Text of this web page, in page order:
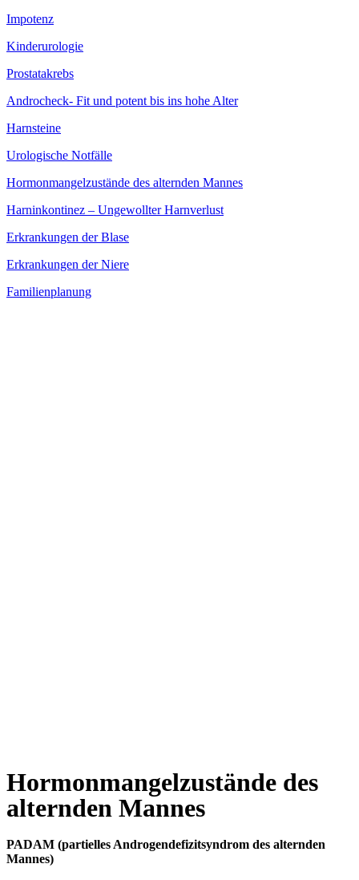
Impotenz
Kinderurologie
Prostatakrebs
Androcheck- Fit und potent bis ins hohe Alter
Harnsteine
Urologische Notfälle
Hormonmangel­zustände des alternden Mannes
Harninkontinez – Ungewollter Harnverlust
Erkrankungen der Blase
Erkrankungen der Niere
Familienplanung
Hormonmangel­zustände des
alternden Mannes
PADAM (partielles Androgendefizitsyndrom des alternden
Mannes)